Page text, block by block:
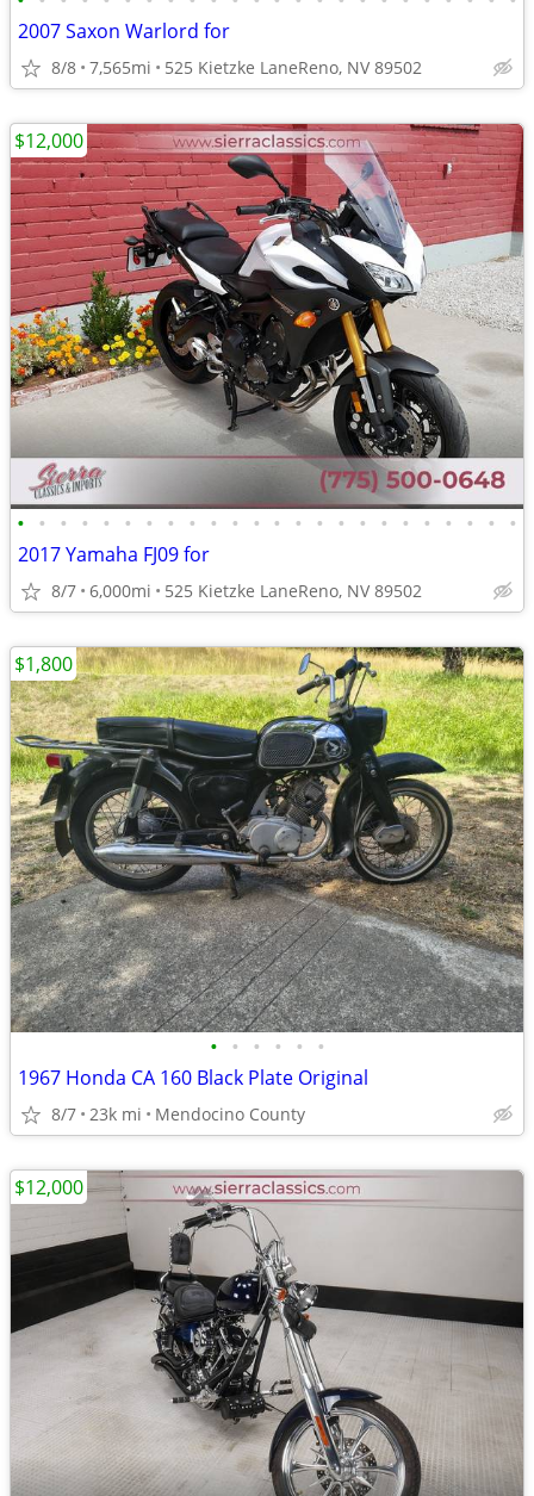
2007 Saxon Warlord for
8/8 7,565mi 525 Kietzke LaneReno, NV 89502
• • • • • • • • • • • • • • • • • • • • • • • •
2017 Yamaha FJ09 for
8/7 6,000mi 525 Kietzke LaneReno, NV 89502
$12,000
• • • • • •
1967 Honda CA 160 Black Plate Original
8/7 23k mi Mendocino County
$1,800
$12,000